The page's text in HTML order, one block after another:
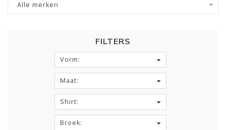
Alle merken
FILTERS
Vorm:
Maat:
Shirt:
Broek: